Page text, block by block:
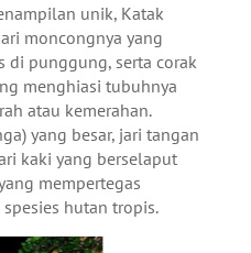
unik, Katak
moncongnya yang
punggung, serta corak
menghiasi tubuhnya
atau kemerahan.
yang besar, jari tangan
kaki yang berselaput
mempertegas
hutan tropis.